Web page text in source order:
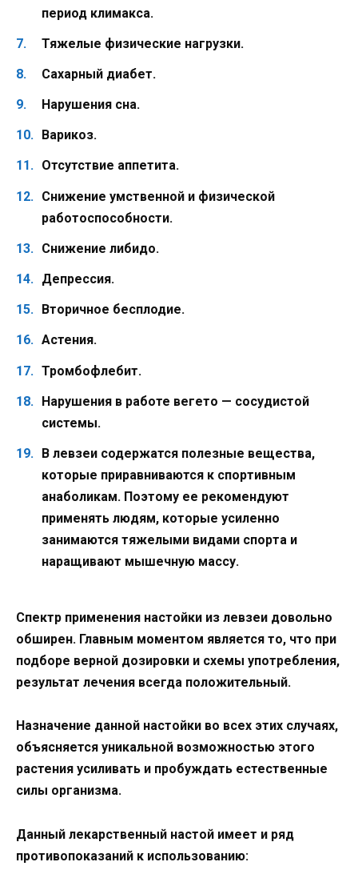
период климакса.
Тяжелые физические нагрузки.
Сахарный диабет.
Нарушения сна.
Варикоз.
Отсутствие аппетита.
Снижение умственной и физической
работоспособности.
Снижение либидо.
Депрессия.
Вторичное бесплодие.
Астения.
Тромбофлебит.
Нарушения в работе вегето — сосудистой
системы.
В левзеи содержатся полезные вещества,
которые приравниваются к спортивным
анаболикам. Поэтому ее рекомендуют
применять людям, которые усиленно
занимаются тяжелыми видами спорта и
наращивают мышечную массу.
Спектр применения настойки из левзеи довольно
обширен. Главным моментом является то, что при
подборе верной дозировки и схемы употребления,
результат лечения всегда положительный.
Назначение данной настойки во всех этих случаях,
объясняется уникальной возможностью этого
растения усиливать и пробуждать естественные
силы организма.
Данный лекарственный настой имеет и ряд
противопоказаний к использованию: